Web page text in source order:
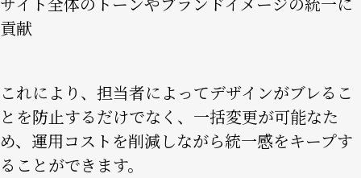
貢献
これにより、担当者によってデザインがブレるこ
とを防止するだけでなく、一括変更が可能なた
め、運用コストを削減しながら統一感をキープす
ることができます。